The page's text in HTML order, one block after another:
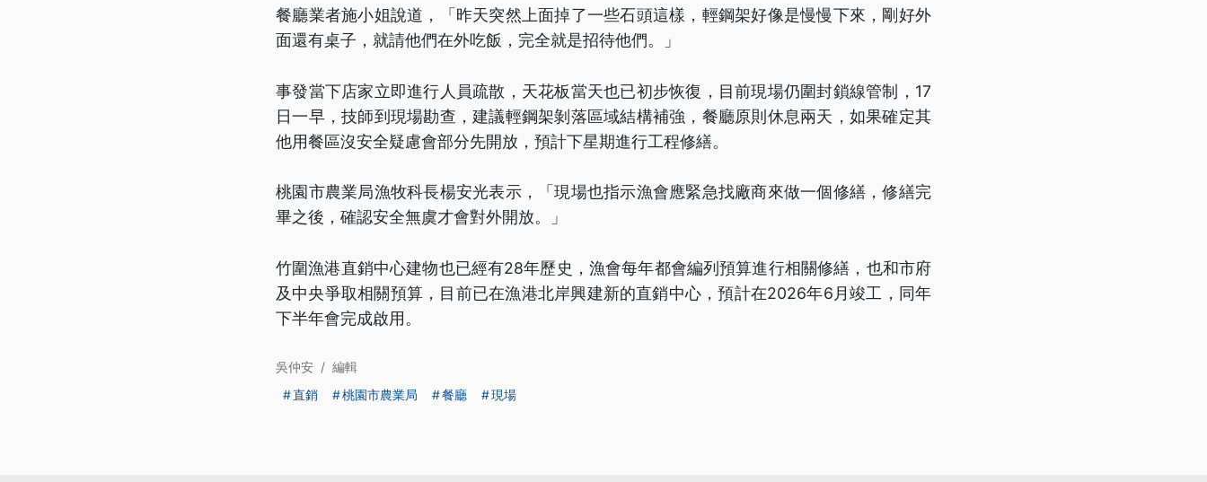
餐廳業者施小姐說道，「昨天突然上面掉了一些石頭這樣，輕鋼架好像是慢慢下來，剛好外
面還有桌子，就請他們在外吃飯，完全就是招待他們。」
事發當下店家立即進行人員疏散，天花板當天也已初步恢復，目前現場仍圍封鎖線管制，17
日一早，技師到現場勘查，建議輕鋼架剝落區域結構補強，餐廳原則休息兩天，如果確定其
他用餐區沒安全疑慮會部分先開放，預計下星期進行工程修繕。
桃園市農業局漁牧科長楊安光表示，「現場也指示漁會應緊急找廠商來做一個修繕，修繕完
畢之後，確認安全無虞才會對外開放。」
竹圍漁港直銷中心建物也已經有28年歷史，漁會每年都會編列預算進行相關修繕，也和市府
及中央爭取相關預算，目前已在漁港北岸興建新的直銷中心，預計在2026年6月竣工，同年
下半年會完成啟用。
吳仲安 / 編輯
直銷
桃園市農業局 餐廳 現場